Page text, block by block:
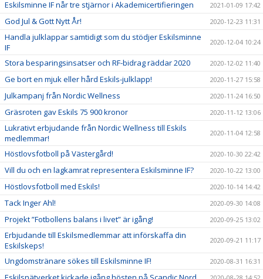
Eskilsminne IF når tre stjärnor i Akademicertifieringen 2021-01-09 17:42
God Jul & Gott Nytt År! 2020-12-23 11:31
Handla julklappar samtidigt som du stödjer Eskilsminne
IF
2020-12-04 10:24
Stora besparingsinsatser och RF-bidrag räddar 2020 2020-12-02 11:40
Ge bort en mjuk eller hård Eskils-julklapp! 2020-11-27 15:58
Julkampanj från Nordic Wellness 2020-11-24 16:50
Gräsroten gav Eskils 75 900 kronor 2020-11-12 13:06
Lukrativt erbjudande från Nordic Wellness till Eskils
medlemmar!
2020-11-04 12:58
Höstlovsfotboll på Västergård! 2020-10-30 22:42
Vill du och en lagkamrat representera Eskilsminne IF? 2020-10-22 13:00
Höstlovsfotboll med Eskils! 2020-10-14 14:42
Tack Inger Ahl! 2020-09-30 14:08
Projekt ”Fotbollens balans i livet” är igång! 2020-09-25 13:02
Erbjudande till Eskilsmedlemmar att införskaffa din
Eskilskeps!
2020-09-21 11:17
Ungdomstränare sökes till Eskilsminne IF! 2020-08-31 16:31